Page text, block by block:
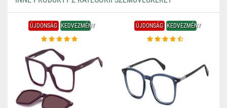
ÚJDONSÁG KEDVEZMÉNY ÚJDONSÁG KEDVEZMÉNY